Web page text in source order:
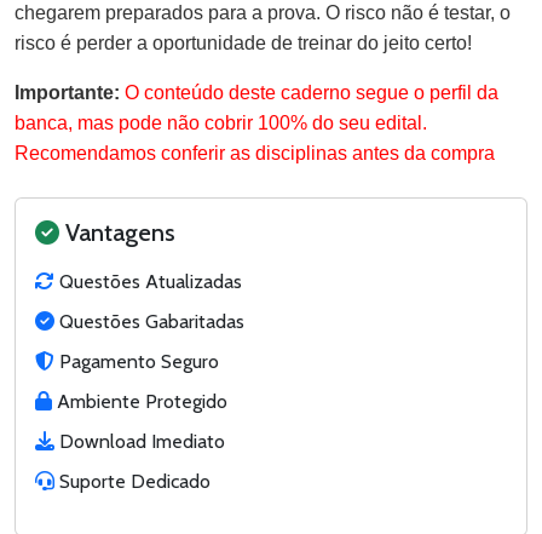
chegarem preparados para a prova. O risco não é testar, o
risco é perder a oportunidade de treinar do jeito certo!
Importante: O conteúdo deste caderno segue o perfil da
banca, mas pode não cobrir 100% do seu edital.
Recomendamos conferir as disciplinas antes da compra
Vantagens
Questões Atualizadas
Questões Gabaritadas
Pagamento Seguro
Ambiente Protegido
Download Imediato
Suporte Dedicado